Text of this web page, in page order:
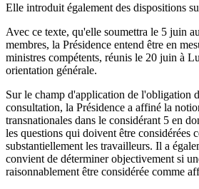
Elle introduit également des dispositions
Avec ce texte, qu'elle soumettra le 5 juin
membres, la Présidence entend être en
ministres compétents, réunis le 20 juin à
orientation générale.
Sur le champ d'application de l'obligation
consultation, la Présidence a affiné la
transnationales dans le considérant 5 en
les questions qui doivent être considérées
substantiellement les travailleurs. Il a
convient de déterminer objectivement si
raisonnablement être considérée comme